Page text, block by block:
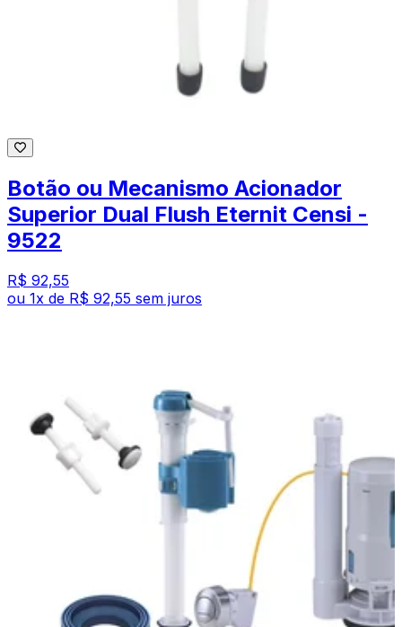
Botão ou Mecanismo Acionador
Superior Dual Flush Eternit Censi -
9522
R$ 92,55
ou 1x de R$ 92,55 sem juros